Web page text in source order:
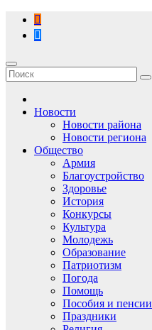
Перейти
содержимому
Новости
Новости района
Новости региона
Общество
Армия
Благоустройство
Здоровье
История
Конкурсы
Культура
Молодежь
Образование
Патриотизм
Погода
Помощь
Пособия и пенсии
Праздники